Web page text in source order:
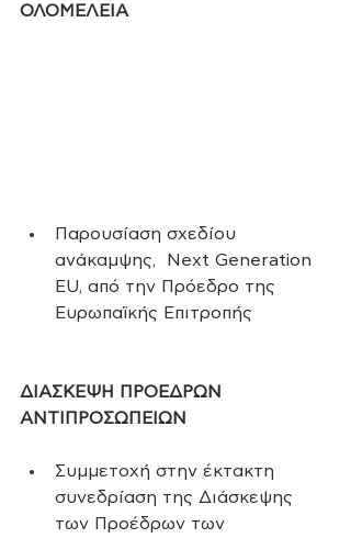
ΟΛΟΜΕΛΕΙΑ
Παρουσίαση σχεδίου
ανάκαμψης,  Next Generation
EU, από την Πρόεδρο της
Ευρωπαϊκής Επιτροπής
ΔΙΑΣΚΕΨΗ ΠΡΟΕΔΡΩΝ
ΑΝΤΙΠΡΟΣΩΠΕΙΩΝ
Συμμετοχή στην έκτακτη
συνεδρίαση της Διάσκεψης
των Προέδρων των